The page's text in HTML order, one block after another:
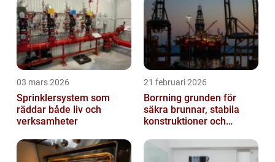
03 mars 2026
Sprinklersystem som
räddar både liv och
verksamheter
21 februari 2026
Borrning grunden för
säkra brunnar, stabila
konstruktioner och